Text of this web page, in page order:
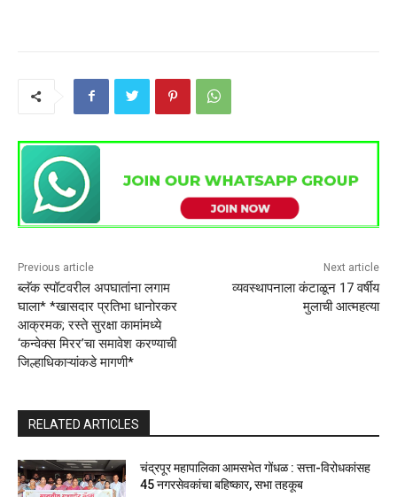
Previous article
ब्लॅक स्पॉटवरील अपघातांना लगाम
घाला* *खासदार प्रतिभा धानोरकर
आक्रमक; रस्ते सुरक्षा कामांमध्ये
‘कन्वेक्स मिरर’चा समावेश करण्याची
जिल्हाधिकाऱ्यांकडे मागणी*
Next article
व्यवस्थापनाला कंटाळून 17 वर्षीय
मुलाची आत्महत्या
RELATED ARTICLES
चंद्रपूर महापालिका आमसभेत गोंधळ : सत्ता-विरोधकांसह
45 नगरसेवकांचा बहिष्कार, सभा तहकूब